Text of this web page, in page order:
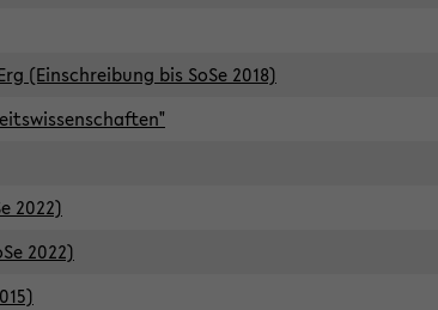
(Einschreibung bis SoSe 2018)
2022)
2022)